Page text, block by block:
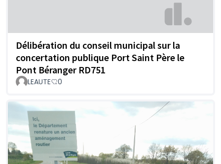
Délibération du conseil municipal sur la
concertation publique Port Saint Père le
Pont Béranger RD751
LEAUTE 0